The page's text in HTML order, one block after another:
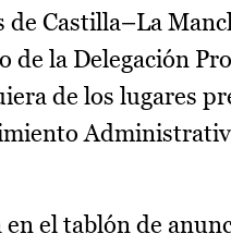
Castilla–La
de la Delegación
de los lugares
el tablón de